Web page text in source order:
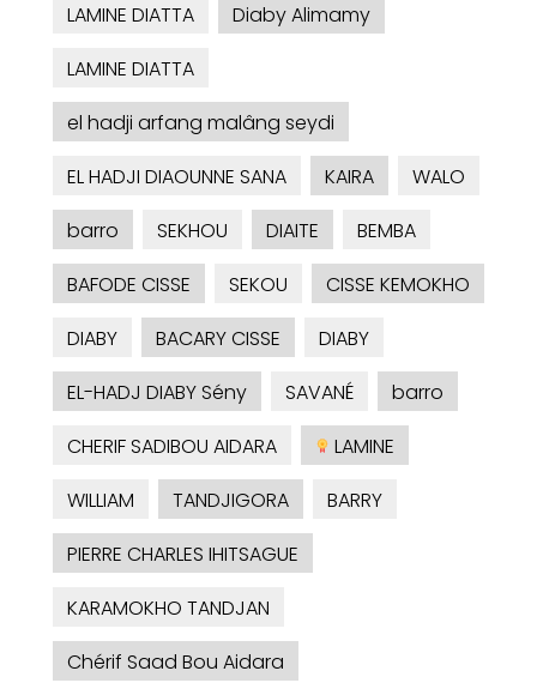
LAMINE DIATTA
Diaby Alimamy
LAMINE DIATTA
el hadji arfang malâng seydi
EL HADJI DIAOUNNE SANA
KAIRA
WALO
barro
SEKHOU DIAITE
BEMBA
BAFODE CISSE
SEKOU
CISSE KEMOKHO
DIABY
BACARY CISSE
DIABY
EL-HADJ DIABY Sény
SAVANÉ
barro
CHERIF SADIBOU AIDARA
LAMINE
WILLIAM
TANDJIGORA
BARRY
PIERRE CHARLES IHITSAGUE
KARAMOKHO TANDJAN
Chérif Saad Bou Aidara